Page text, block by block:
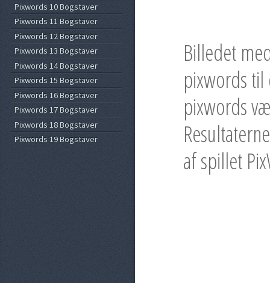
Billedet
pixwords
pixwords
af spillet
Pixwords 10 Bogstaver
Pixwords 11 Bogstaver
Pixwords 12 Bogstaver
Pixwords 13 Bogstaver
Pixwords 14 Bogstaver
Pixwords 15 Bogstaver
Pixwords 16 Bogstaver
Pixwords 17 Bogstaver
Pixwords 18 Bogstaver
Pixwords 19 Bogstaver